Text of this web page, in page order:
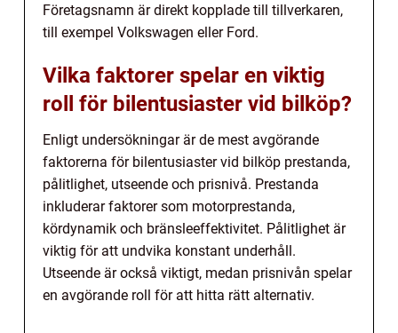
Företagsnamn är direkt kopplade till tillverkaren,
till exempel Volkswagen eller Ford.
Vilka faktorer spelar en viktig
roll för bilentusiaster vid bilköp?
Enligt undersökningar är de mest avgörande
faktorerna för bilentusiaster vid bilköp prestanda,
pålitlighet, utseende och prisnivå. Prestanda
inkluderar faktorer som motorprestanda,
kördynamik och bränsleeffektivitet. Pålitlighet är
viktig för att undvika konstant underhåll.
Utseende är också viktigt, medan prisnivån spelar
en avgörande roll för att hitta rätt alternativ.